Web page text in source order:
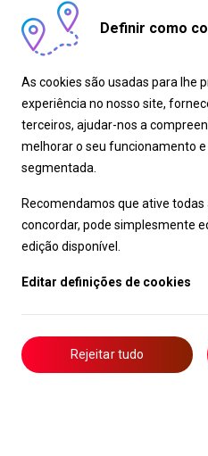
Definir como
As cookies são usadas para lhe
experiência no nosso site,
terceiros, ajudar-nos a
melhorar o seu funcionamento
segmentada.
Recomendamos que ative todas
concordar, pode simplesmente
edição disponível.
Editar definições de cookies
Rejeitar tudo